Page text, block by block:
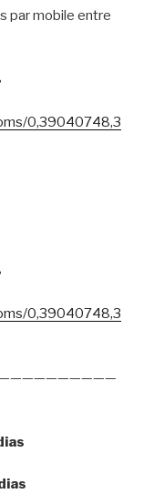
par mobile entre
0,39040748,3
0,39040748,3